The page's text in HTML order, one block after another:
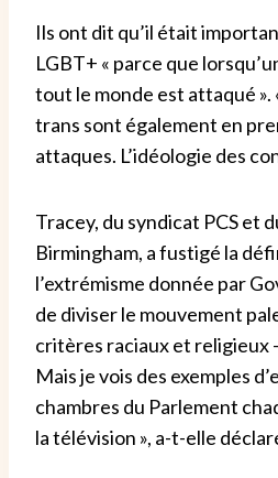
Ils ont dit qu’il était
LGBT+ « parce que
tout le monde est attaqué ».
trans sont également en
attaques. L’idéologie des
Tracey, du syndicat PCS et
Birmingham, a fustigé la
l’extrémisme donnée par
de diviser le mouvement
critères raciaux et religieux
Mais je vois des exemples
chambres du Parlement
la télévision », a-t-elle